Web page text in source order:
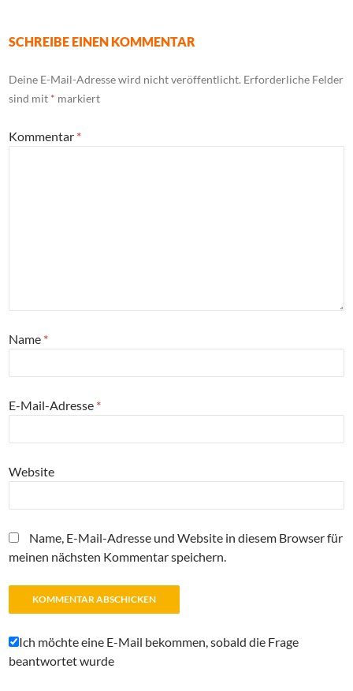
SCHREIBE EINEN KOMMENTAR
Deine E-Mail-Adresse wird nicht veröffentlicht. Erforderliche Felder
sind mit * markiert
Kommentar *
Name *
E-Mail-Adresse *
Website
Name, E-Mail-Adresse und Website in diesem Browser für
meinen nächsten Kommentar speichern.
Ich möchte eine E-Mail bekommen, sobald die Frage
beantwortet wurde